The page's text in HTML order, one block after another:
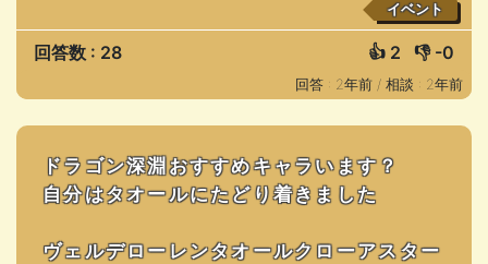
イベント
回答数 : 28 👍 2 👎 -0
回答 : 2年前 / 相談 : 2年前
ドラゴン深淵おすすめキャラいます？
自分はタオールにたどり着きました
ヴェルデローレンタオールクローアスター